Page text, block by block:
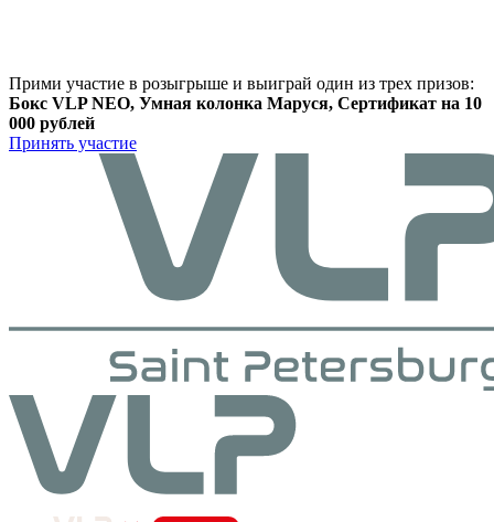
Прими участие в розыгрыше и выиграй один из трех призов:
Бокс VLP NEO, Умная колонка Маруся, Сертификат на 10
000 рублей
Принять участие